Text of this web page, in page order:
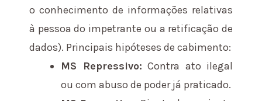
o conhecimento de informações relativas
à pessoa do impetrante ou a retificação de
dados). Principais hipóteses de cabimento:
MS Repressivo: Contra ato ilegal
ou com abuso de poder já praticado.